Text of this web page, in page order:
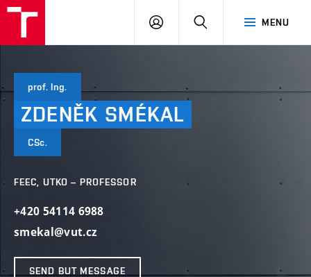
MENU
LOG
SEARCH
prof. Ing.
ZDENĚK SMÉKAL
CSc.
FEEC, UTKO – PROFESSOR
+420 54114 6988
smekal@vut.cz
SEND BUT MESSAGE